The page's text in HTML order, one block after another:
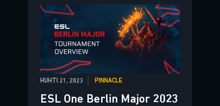
HUHTI 21, 2023 PINNACLE
ESL One Berlin Major 2023